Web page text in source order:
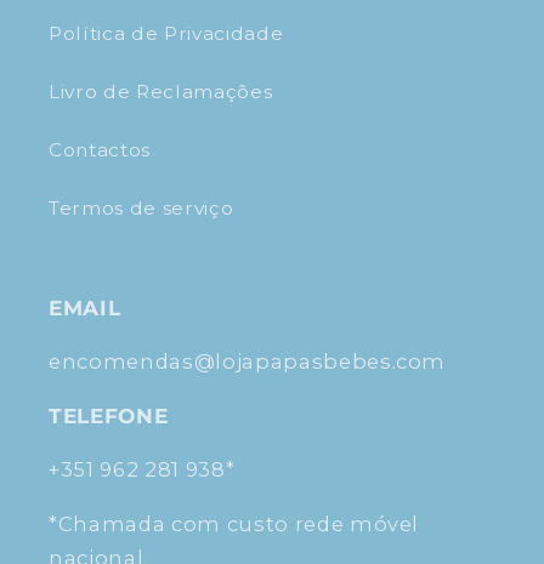
Política de Privacidade
Livro de Reclamações
Contactos
Termos de serviço
EMAIL
encomendas@lojapapasbebes.com
TELEFONE
+351 962 281 938*
*Chamada com custo rede móvel
nacional